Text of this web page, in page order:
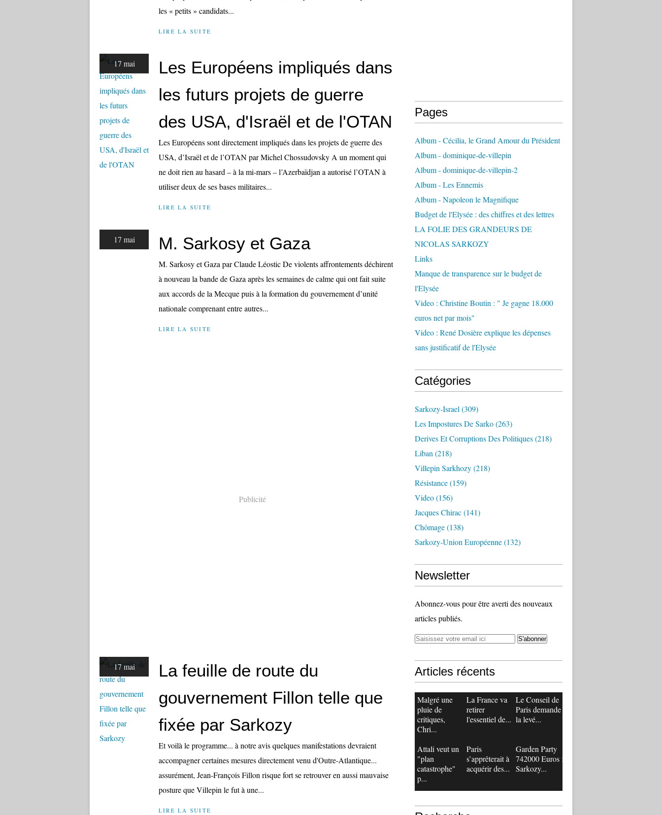
les « petits » candidats...
LIRE LA SUITE
17 mai
Les Européens impliqués dans
les futurs projets de guerre
des USA, d'Israël et de l'OTAN
Les Européens sont directement impliqués dans les projets de guerre des
USA, d’Israël et de l’OTAN par Michel Chossudovsky A un moment qui
ne doit rien au hasard – à la mi-mars – l’Azerbaïdjan a autorisé l’OTAN à
utiliser deux de ses bases militaires...
LIRE LA SUITE
17 mai M. Sarkosy et Gaza
M. Sarkosy et Gaza par Claude Léostic De violents affrontements déchirent
à nouveau la bande de Gaza après les semaines de calme qui ont fait suite
aux accords de la Mecque puis à la formation du gouvernement d’unité
nationale comprenant entre autres...
LIRE LA SUITE
Publicité
17 mai
La feuille de route du
gouvernement Fillon telle que
fixée par Sarkozy
Et voilà le programme... à notre avis quelques manifestations devraient
accompagner certaines mesures directement venu d'Outre-Atlantique...
assurément, Jean-François Fillon risque fort se retrouver en aussi mauvaise
posture que Villepin le fut à une...
LIRE LA SUITE
Pages
Album - Cécilia, le Grand Amour du Président
Album - dominique-de-villepin
Album - dominique-de-villepin-2
Album - Les Ennemis
Album - Napoleon le Magnifique
Budget de l'Elysée : des chiffres et des lettres
LA FOLIE DES GRANDEURS DE
NICOLAS SARKOZY
Links
Manque de transparence sur le budget de
l'Elysée
Video : Christine Boutin : " Je gagne 18.000
euros net par mois"
Video : René Dosière explique les dépenses
sans justificatif de l'Elysée
Catégories
Sarkozy-Israel (309)
Les Impostures De Sarko(263)
Derives Et Corruptions Des Politiques(218)
Liban (218)
Villepin Sarkhozy(218)
Résistance(159)
Video(156)
Jacques Chirac(141)
Chômage(138)
Sarkozy-Union Européenne(132)
Newsletter
Abonnez-vous pour être averti des nouveaux
articles publiés.
Articles récents
Malgré une
pluie de
critiques,
Chri...
La France va
retirer
l'essentiel de...
Le Conseil de
Paris demande
la levé...
Attali veut un
"plan
catastrophe"
p...
Paris
s’apprêterait à
acquérir des...
Garden Party
742000 Euros :
Sarkozy...